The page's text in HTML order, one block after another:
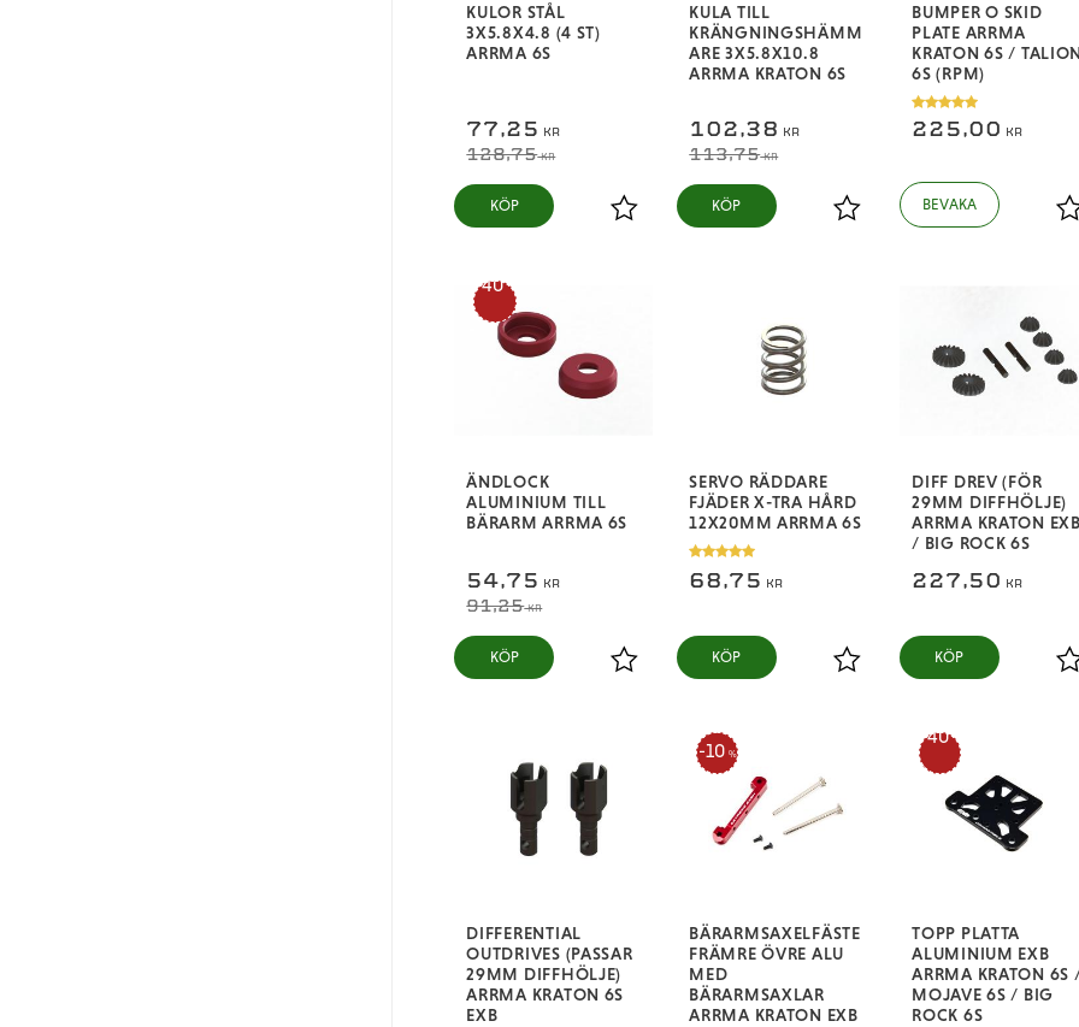
KULOR STÅL
3X5.8X4.8 (4 ST)
ARRMA 6S
77,25 KR
128,75KR
Lägg till i favoriter
KÖP
KULA TILL
KRÄNGNINGSHÄMM
ARE 3X5.8X10.8
ARRMA KRATON 6S
102,38 KR
113,75KR
Lägg till i favoriter
KÖP
BUMPER O SKID
PLATE ARRMA
KRATON 6S / TALION
6S (RPM)
225,00 KR
ÄNDLOCK
ALUMINIUM TILL
BÄRARM ARRMA 6S
54,75 KR
91,25KR
40
%
Lägg till i favoriter
KÖP
SERVO RÄDDARE
FJÄDER X-TRA HÅRD
12X20MM ARRMA 6S
68,75 KR
Lägg till i favoriter
KÖP
DIFF DREV (FÖR
29MM DIFFHÖLJE)
ARRMA KRATON EXB
/ BIG ROCK 6S
227,50 KR
KÖP
DIFFERENTIAL
OUTDRIVES (PASSAR
29MM DIFFHÖLJE)
ARRMA KRATON 6S
EXB
BÄRARMSAXELFÄSTE
FRÄMRE ÖVRE ALU
MED
BÄRARMSAXLAR
ARRMA KRATON EXB
10 %
TOPP PLATTA
ALUMINIUM EXB
ARRMA KRATON 6S
MOJAVE 6S / BIG
ROCK 6S
40
%